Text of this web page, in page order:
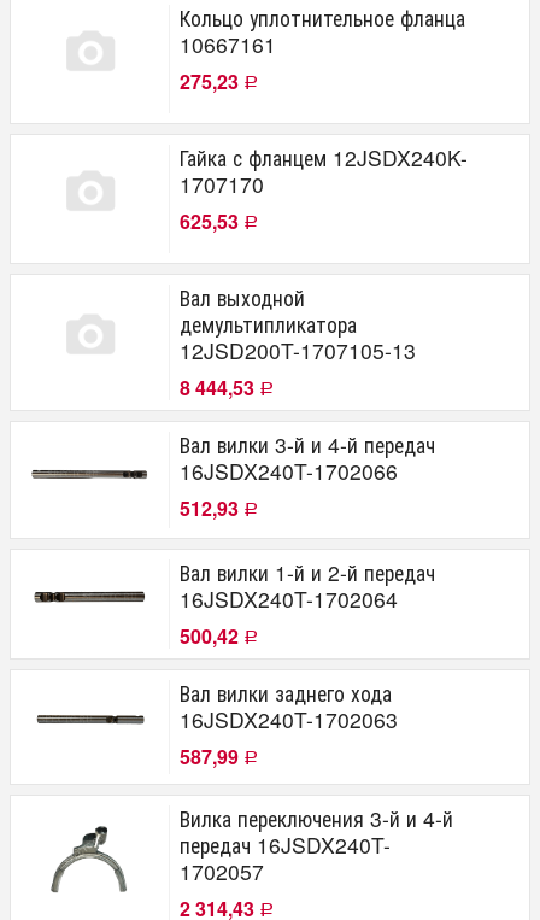
Кольцо уплотнительное фланца
10667161
275,23 Р
Гайка с фланцем 12JSDX240K-
1707170
625,53 Р
Вал выходной
демультипликатора
12JSD200T-1707105-13
8 444,53 Р
Вал вилки 3-й и 4-й передач
16JSDX240T-1702066
512,93 Р
Вал вилки 1-й и 2-й передач
16JSDX240T-1702064
500,42 Р
Вал вилки заднего хода
16JSDX240T-1702063
587,99 Р
Вилка переключения 3-й и 4-й
передач 16JSDX240T-
1702057
2 314,43 Р